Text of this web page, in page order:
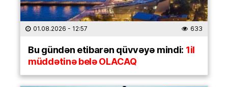
01.08.2026 - 12:57 633
Bu gündən etibarən qüvvəyə mindi: 1il
müddətinə belə OLACAQ